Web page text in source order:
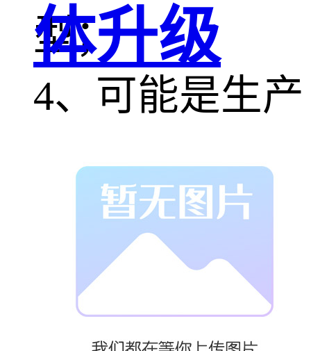
型；
4、可能是生产
原料螺丝线材
的原因，原料
材质不合格。
体升级